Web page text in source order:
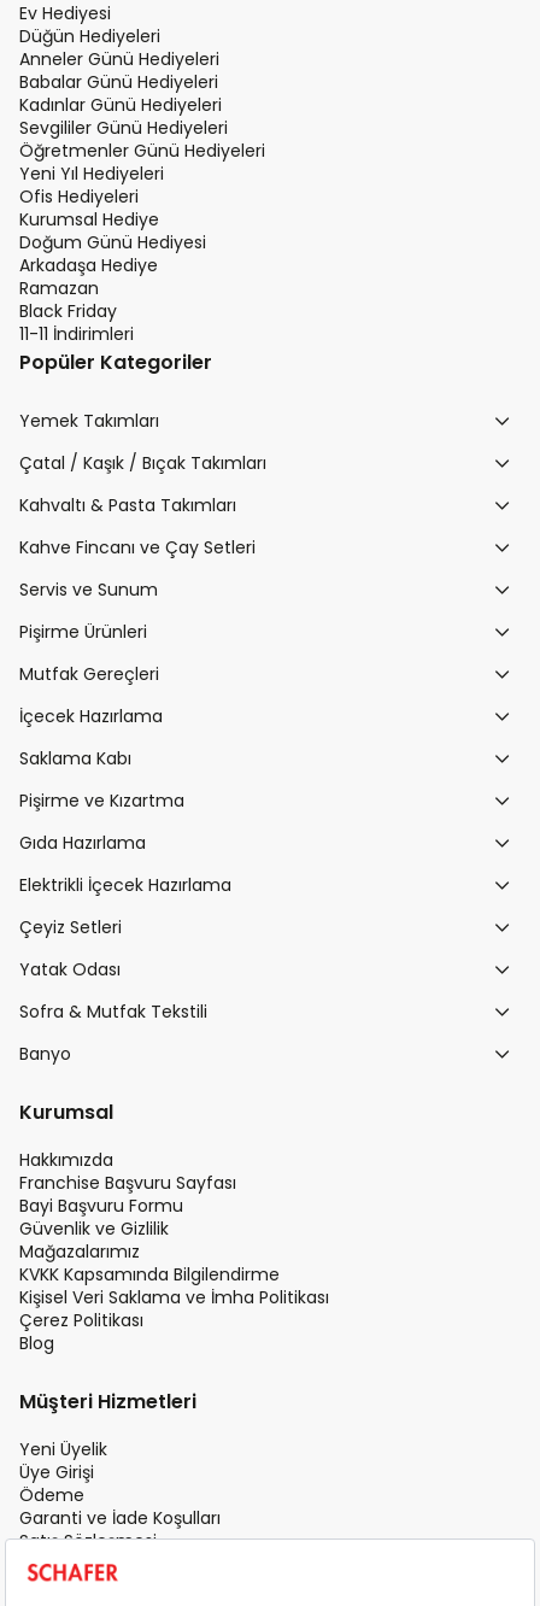
Ev Hediyesi
Düğün Hediyeleri
Anneler Günü Hediyeleri
Babalar Günü Hediyeleri
Kadınlar Günü Hediyeleri
Sevgililer Günü Hediyeleri
Öğretmenler Günü Hediyeleri
Yeni Yıl Hediyeleri
Ofis Hediyeleri
Kurumsal Hediye
Doğum Günü Hediyesi
Arkadaşa Hediye
Ramazan
Black Friday
11-11 İndirimleri
Popüler Kategoriler
Yemek Takımları
Çatal / Kaşık / Bıçak Takımları
Kahvaltı & Pasta Takımları
Kahve Fincanı ve Çay Setleri
Servis ve Sunum
Pişirme Ürünleri
Mutfak Gereçleri
İçecek Hazırlama
Saklama Kabı
Pişirme ve Kızartma
Gıda Hazırlama
Elektrikli İçecek Hazırlama
Çeyiz Setleri
Yatak Odası
Sofra & Mutfak Tekstili
Banyo
Kurumsal
Hakkımızda
Franchise Başvuru Sayfası
Bayi Başvuru Formu
Güvenlik ve Gizlilik
Mağazalarımız
KVKK Kapsamında Bilgilendirme
Kişisel Veri Saklama ve İmha Politikası
Çerez Politikası
Blog
Müşteri Hizmetleri
Yeni Üyelik
Üye Girişi
Ödeme
Garanti ve İade Koşulları
Satış Sözleşmesi
Üyelik Sözleşmesi
İletişim